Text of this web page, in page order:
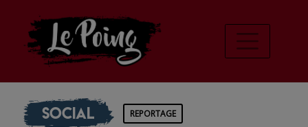
Social REPORTAGE